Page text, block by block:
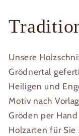
Unsere
Grödnertal
Heiligen und
Motiv nach
Gröden per
Holzarten für Sie